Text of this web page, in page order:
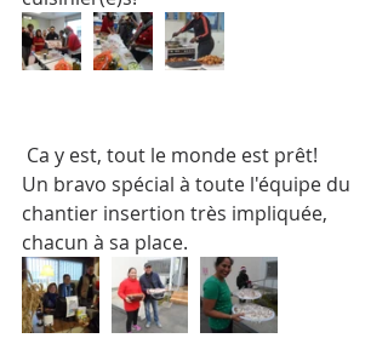
Ca y est, tout le monde est prêt!
Un bravo spécial à toute l'équipe du
chantier insertion très impliquée,
chacun à sa place.